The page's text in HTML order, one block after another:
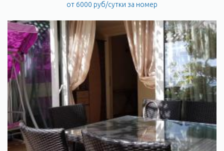
от 6000 руб/сутки за номер